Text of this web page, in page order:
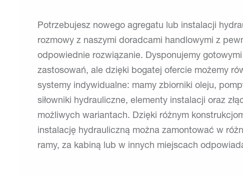
Potrzebujesz nowego agregatu lub instalacji
rozmowy z naszymi doradcami handlowymi z
odpowiednie rozwiązanie. Dysponujemy gotowymi
zastosowań, ale dzięki bogatej ofercie możemy
systemy indywidualne: mamy zbiorniki oleju,
siłowniki hydrauliczne, elementy instalacji oraz
możliwych wariantach. Dzięki różnym
instalację hydrauliczną można zamontować w
ramy, za kabiną lub w innych miejscach